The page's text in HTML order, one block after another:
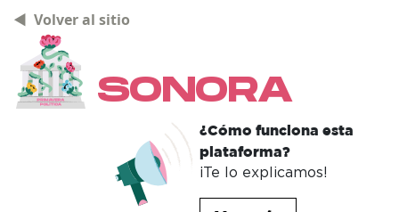
◄ Volver al sitio
SONORA
¿Cómo funciona esta
plataforma?
¡Te lo explicamos!